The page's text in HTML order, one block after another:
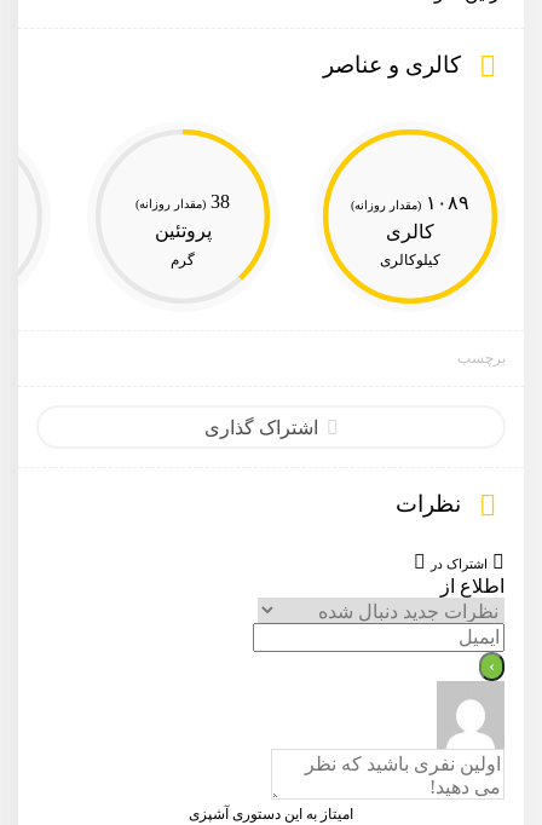
کالری و عناصر
۱۰۸۹ (مقدار روزانه)
کالری
کیلوکالری
38 (مقدار روزانه)
پروتئین
گرم
برچسب
اشتراک گذاری
نظرات
اشتراک در
اطلاع از
امیتاز به این دستوری آشپزی